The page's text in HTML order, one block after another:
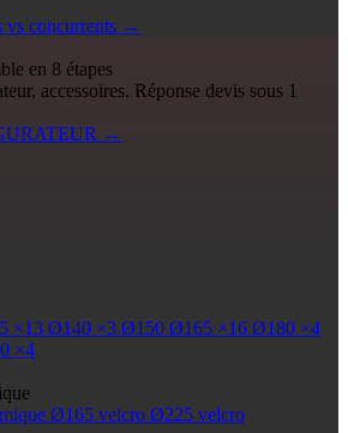
vs concurrents →
en 8 étapes
accessoires. Réponse devis sous 1
→
×13 Ø140 ×3 Ø150 Ø165 ×16 Ø180 ×4
×4
Ø165 velcro Ø225 velcro